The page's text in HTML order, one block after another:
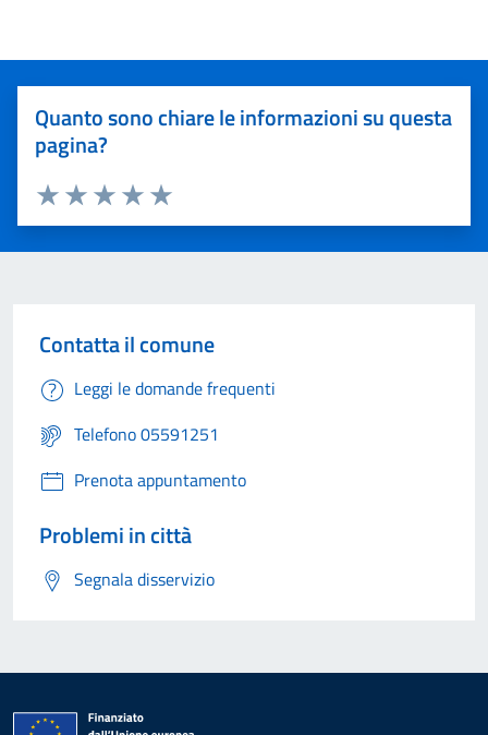
Quanto sono chiare le informazioni su questa
pagina?
Valuta 5 stelle su 5
Valuta 4 stelle su 5
Valuta 3 stelle su 5
Valuta 2 stelle su 5
Valuta 1 stelle su 5
Contatta il comune
Leggi le domande frequenti
Telefono 05591251
Prenota appuntamento
Problemi in città
Segnala disservizio